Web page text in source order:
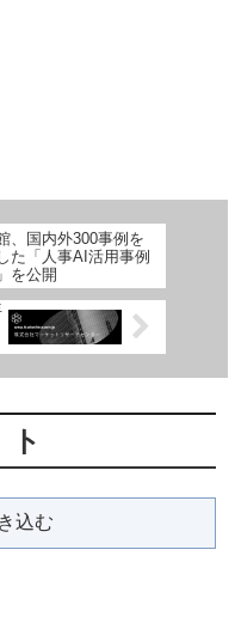
、国内外300事例を
た「人事AI活用事例
を公開
込む